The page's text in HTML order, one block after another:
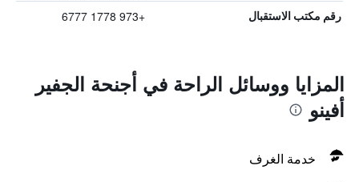
رقم مكتب الاستقبال +973 1778 6777
المزايا ووسائل الراحة في أجنحة الجفير
أفينو
خدمة الغرف